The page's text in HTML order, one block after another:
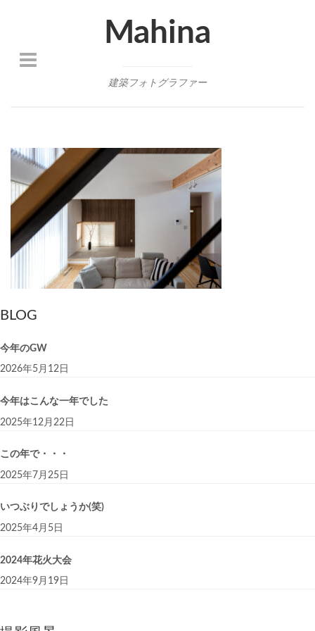
Mahina
建築フォトグラファー
BLOG
今年のGW
2026年5月12日
今年はこんな一年でした
2025年12月22日
この年で・・・
2025年7月25日
いつぶりでしょうか(笑)
2025年4月5日
2024年花火大会
2024年9月19日